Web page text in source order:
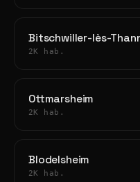
Bitschwiller-lès-
2K hab.
Ottmarsheim
2K hab.
Blodelsheim
2K hab.